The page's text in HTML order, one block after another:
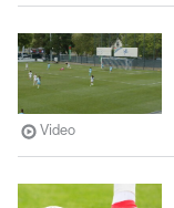
Video